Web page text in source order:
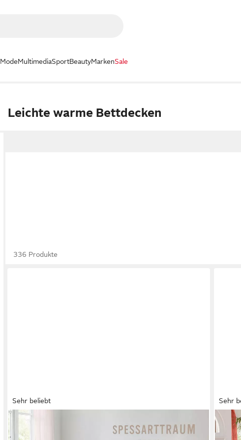
ModeMultimediaSportBeautyMarkenSale
Leichte warme Bettdecken
336 Produkte
Sehr beliebt
SPESSARTTRAUM
Daunenbettdecke Exklusiv, Bettdecken für Sommer und
Sehr